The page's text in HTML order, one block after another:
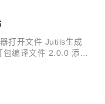
录) https://plugins.jet
打开文件 Jutils生成
编译文件 2.0.0 添加
生成无参构造方法，
修复重名打包压缩包